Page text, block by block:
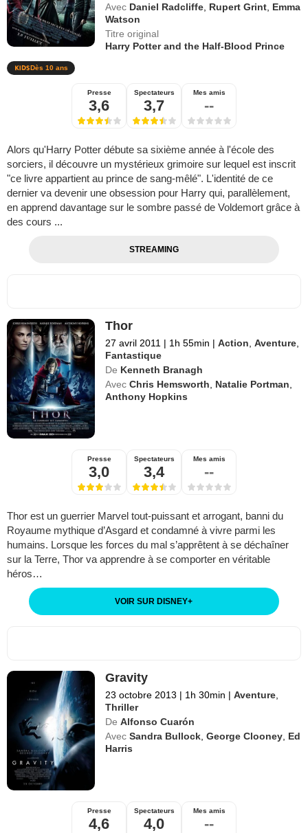
Avec Daniel Radcliffe Rupert Grint Emma
Watson
Titre original
Harry Potter and the Half-Blood Prince
Dès 10 ans
Presse
3,6
Spectateurs
3,7
Mes amis
--
Alors qu'Harry Potter débute sa sixième année à l'école des
sorciers, il découvre un mystérieux grimoire sur lequel est inscrit
"ce livre appartient au prince de sang-mêlé". L'identité de ce
dernier va devenir une obsession pour Harry qui, parallèlement,
en apprend davantage sur le sombre passé de Voldemort grâce à
des cours ...
STREAMING
Thor
27 avril 2011 | 1h 55min | Action ,Aventure
Fantastique
De Kenneth Branagh
Avec Chris Hemsworth Natalie Portman
Anthony Hopkins
Presse
3,0
Spectateurs
3,4
Mes amis
--
Thor est un guerrier Marvel tout-puissant et arrogant, banni du
Royaume mythique d’Asgard et condamné à vivre parmi les
humains. Lorsque les forces du mal s’apprêtent à se déchaîner
sur la Terre, Thor va apprendre à se comporter en véritable
héros…
VOIR SUR DISNEY+
Gravity
23 octobre 2013 | 1h 30min | Aventure
Thriller
De Alfonso Cuarón
Avec Sandra Bullock ,George Clooney Ed
Harris
Presse
4,6
Spectateurs
4,0
Mes amis
--